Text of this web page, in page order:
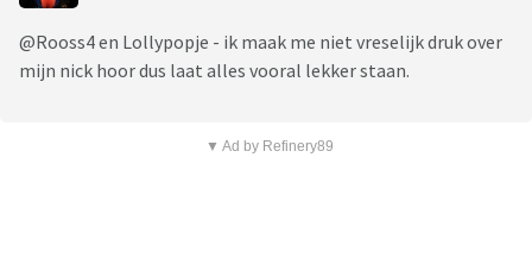
@Rooss4 en Lollypopje - ik maak me niet vreselijk druk over
mijn nick hoor dus laat alles vooral lekker staan.
▼ Ad by Refinery89